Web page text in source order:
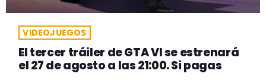
VIDEOJUEGOS
El tercer tráiler de GTA VI se estrenará
el 27 de agosto a las 21:00. Si pagas